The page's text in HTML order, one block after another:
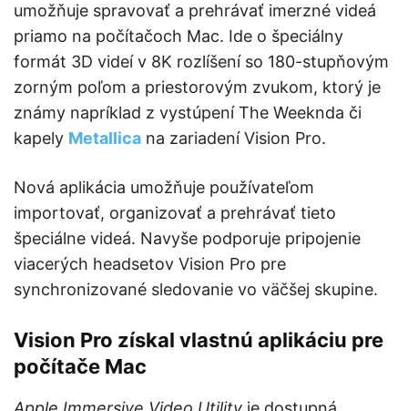
umožňuje spravovať a prehrávať imerzné videá
priamo na počítačoch Mac. Ide o špeciálny
formát 3D videí v 8K rozlíšení so 180-stupňovým
zorným poľom a priestorovým zvukom, ktorý je
známy napríklad z vystúpení The Weeknda či
kapely Metallica na zariadení Vision Pro.
Nová aplikácia umožňuje používateľom
importovať, organizovať a prehrávať tieto
špeciálne videá. Navyše podporuje pripojenie
viacerých headsetov Vision Pro pre
synchronizované sledovanie vo väčšej skupine.
Vision Pro získal vlastnú aplikáciu pre
počítače Mac